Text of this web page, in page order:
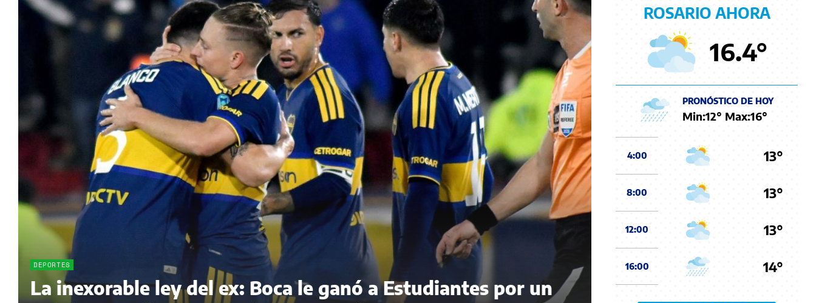
DEPORTES
La inexorable ley del ex: Boca le ganó a Estudiantes por un
ROSARIO AHORA
16.4°
PRONÓSTICO DE HOY
Min:12° Max:16°
4:00 13°
8:00 13°
12:00 13°
16:00 14°